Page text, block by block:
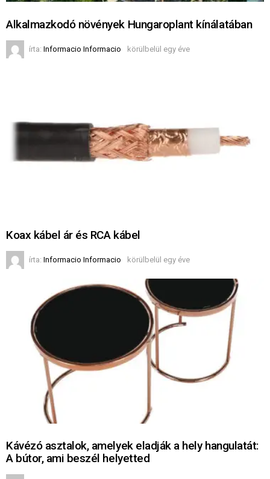
Alkalmazkodó növények Hungaroplant kínálatában
írta: Informacio Informacio körülbelül egy éve
Koax kábel ár és RCA kábel
írta: Informacio Informacio körülbelül egy éve
Kávézó asztalok, amelyek eladják a hely hangulatát:
A bútor, ami beszél helyetted